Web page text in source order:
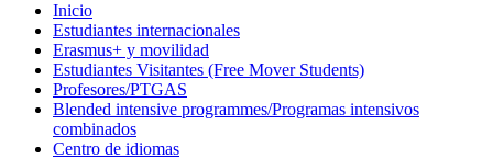
Inicio
Estudiantes internacionales
Erasmus+ y movilidad
Estudiantes Visitantes (Free Mover Students)
Profesores/PTGAS
Blended intensive programmes/Programas intensivos
combinados
Centro de idiomas